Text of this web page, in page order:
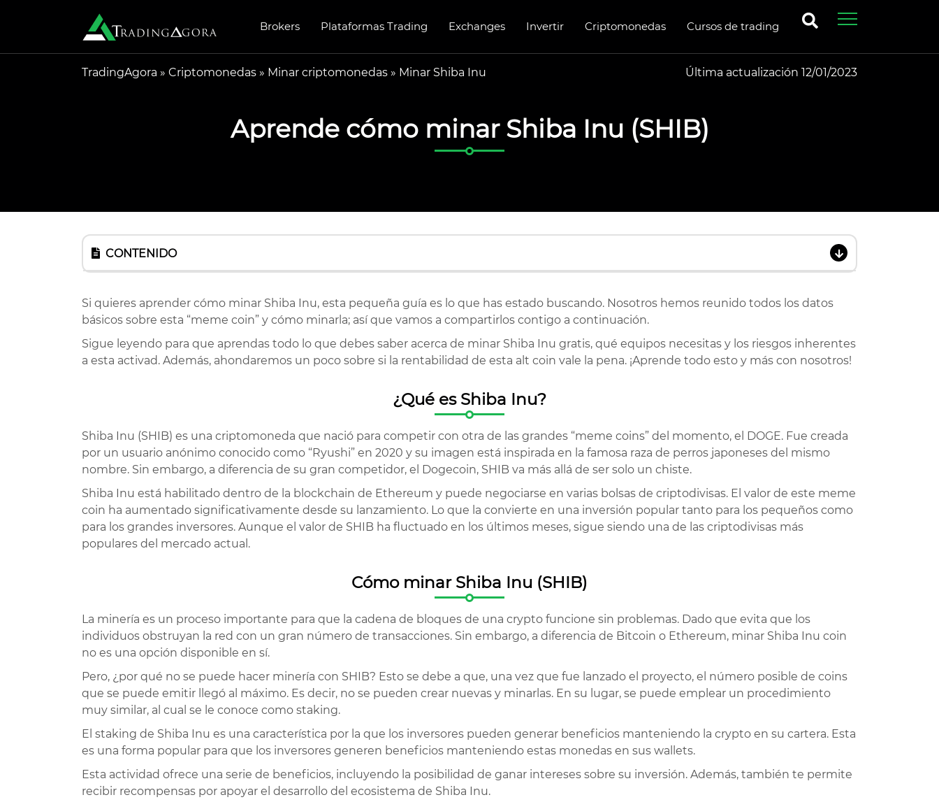
Brokers Plataformas Trading Exchanges Invertir Criptomonedas Cursos de trading
TradingAgora » Criptomonedas » Minar criptomonedas » Minar Shiba Inu Última actualización 12/01/2023
Aprende cómo minar Shiba Inu (SHIB)
CONTENIDO
Si quieres aprender cómo minar Shiba Inu, esta pequeña guía es lo que has estado buscando. Nosotros hemos reunido todos los datos
básicos sobre esta “meme coin” y cómo minarla; así que vamos a compartirlos contigo a continuación.
Sigue leyendo para que aprendas todo lo que debes saber acerca de minar Shiba Inu gratis, qué equipos necesitas y los riesgos inherentes
a esta activad. Además, ahondaremos un poco sobre si la rentabilidad de esta alt coin vale la pena. ¡Aprende todo esto y más con nosotros!
¿Qué es Shiba Inu?
Shiba Inu (SHIB) es una criptomoneda que nació para competir con otra de las grandes “meme coins” del momento, el DOGE. Fue creada
por un usuario anónimo conocido como “Ryushi” en 2020 y su imagen está inspirada en la famosa raza de perros japoneses del mismo
nombre. Sin embargo, a diferencia de su gran competidor, el Dogecoin, SHIB va más allá de ser solo un chiste.
Shiba Inu está habilitado dentro de la blockchain de Ethereum y puede negociarse en varias bolsas de criptodivisas. El valor de este meme
coin ha aumentado significativamente desde su lanzamiento. Lo que la convierte en una inversión popular tanto para los pequeños como
para los grandes inversores. Aunque el valor de SHIB ha fluctuado en los últimos meses, sigue siendo una de las criptodivisas más
populares del mercado actual.
Cómo minar Shiba Inu (SHIB)
La minería es un proceso importante para que la cadena de bloques de una crypto funcione sin problemas. Dado que evita que los
individuos obstruyan la red con un gran número de transacciones. Sin embargo, a diferencia de Bitcoin o Ethereum, minar Shiba Inu coin
no es una opción disponible en sí.
Pero, ¿por qué no se puede hacer minería con SHIB? Esto se debe a que, una vez que fue lanzado el proyecto, el número posible de coins
que se puede emitir llegó al máximo. Es decir, no se pueden crear nuevas y minarlas. En su lugar, se puede emplear un procedimiento
muy similar, al cual se le conoce como staking.
El staking de Shiba Inu es una característica por la que los inversores pueden generar beneficios manteniendo la crypto en su cartera. Esta
es una forma popular para que los inversores generen beneficios manteniendo estas monedas en sus wallets.
Esta actividad ofrece una serie de beneficios, incluyendo la posibilidad de ganar intereses sobre su inversión. Además, también te permite
recibir recompensas por apoyar el desarrollo del ecosistema de Shiba Inu.